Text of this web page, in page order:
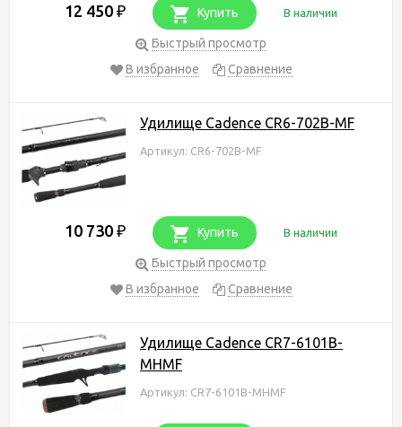
12 450 ₽ Купить В наличии
Быстрый просмотр
В избранное
Сравнение
Удилище Cadence CR6-702B-MF
Артикул: CR6-702B-MF
10 730 ₽ Купить В наличии
Быстрый просмотр
В избранное
Сравнение
Удилище Cadence CR7-6101B-
MHMF
Артикул: CR7-6101B-MHMF